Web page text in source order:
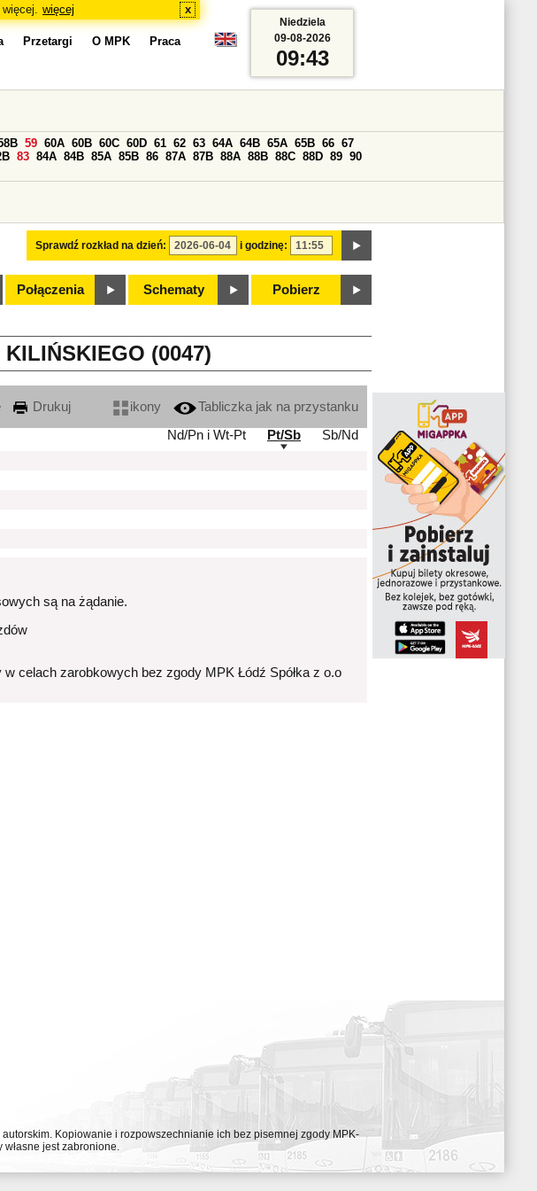
więcej x
Przetargi O MPK Praca
Sprawdź rozkład na dzień: i godzinę:
59 60A 60B 60C 60D 61 62 63 64A 64B 65A 65B 66 67
83 84A 84B 85A 85B 86 87A 87B 88A 88B 88C 88D 89 90
Połączenia Schematy Pobierz
Niedziela
09-08-2026
09:43
(0047)
Drukuj ikony
Tabliczka jak na przystanku
Nd/Pn i Wt-Pt
Pt/Sb
Sb/Nd
są na żądanie.
celach zarobkowych bez zgody MPK Łódź Spółka z o.o
Kopiowanie i rozpowszechnianie ich bez pisemnej zgody MPK-
własne jest zabronione.